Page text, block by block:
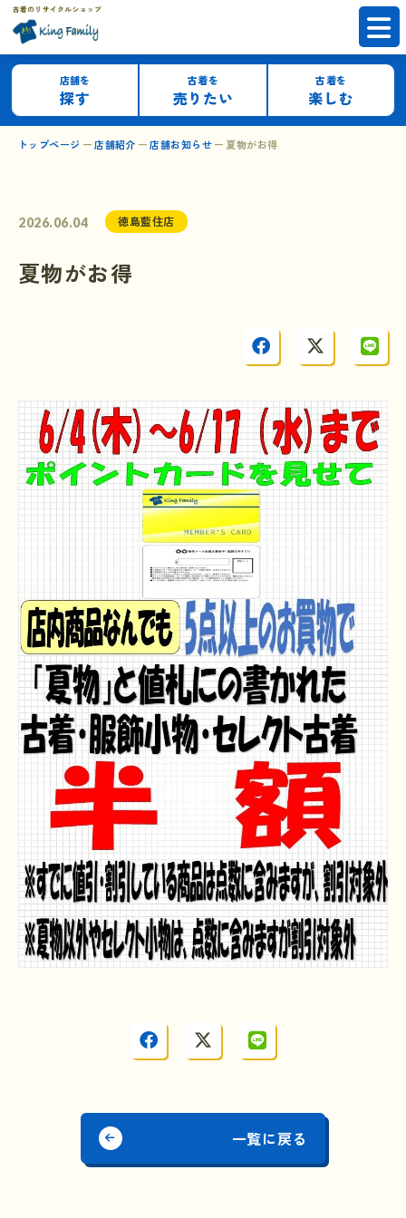
店舗を
探す
古着を
売りたい
古着を
楽しむ
トップページ 店舗紹介 店舗お知らせ 夏物がお得
2026.06.04 徳島藍住店
夏物がお得
一覧に戻る